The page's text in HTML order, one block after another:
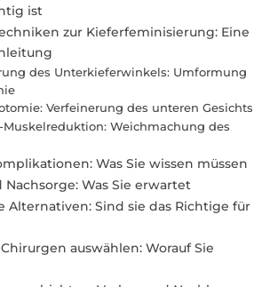
ist
zur Kieferfeminisierung: Eine
des Unterkieferwinkels: Umformung
Verfeinerung des unteren Gesichts
Muskelreduktion: Weichmachung des
Was Sie wissen müssen
Was Sie erwartet
Alternativen: Sind sie das Richtige für
auswählen: Worauf Sie